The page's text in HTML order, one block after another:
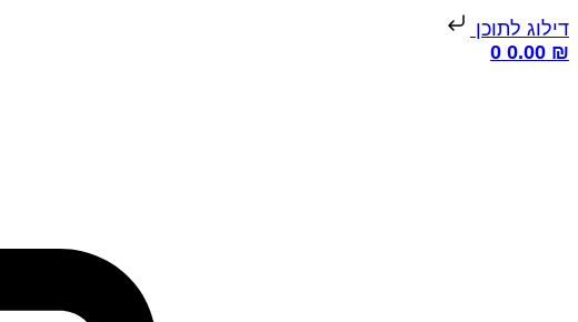
דילוג לתוכן
0.00 ₪
0